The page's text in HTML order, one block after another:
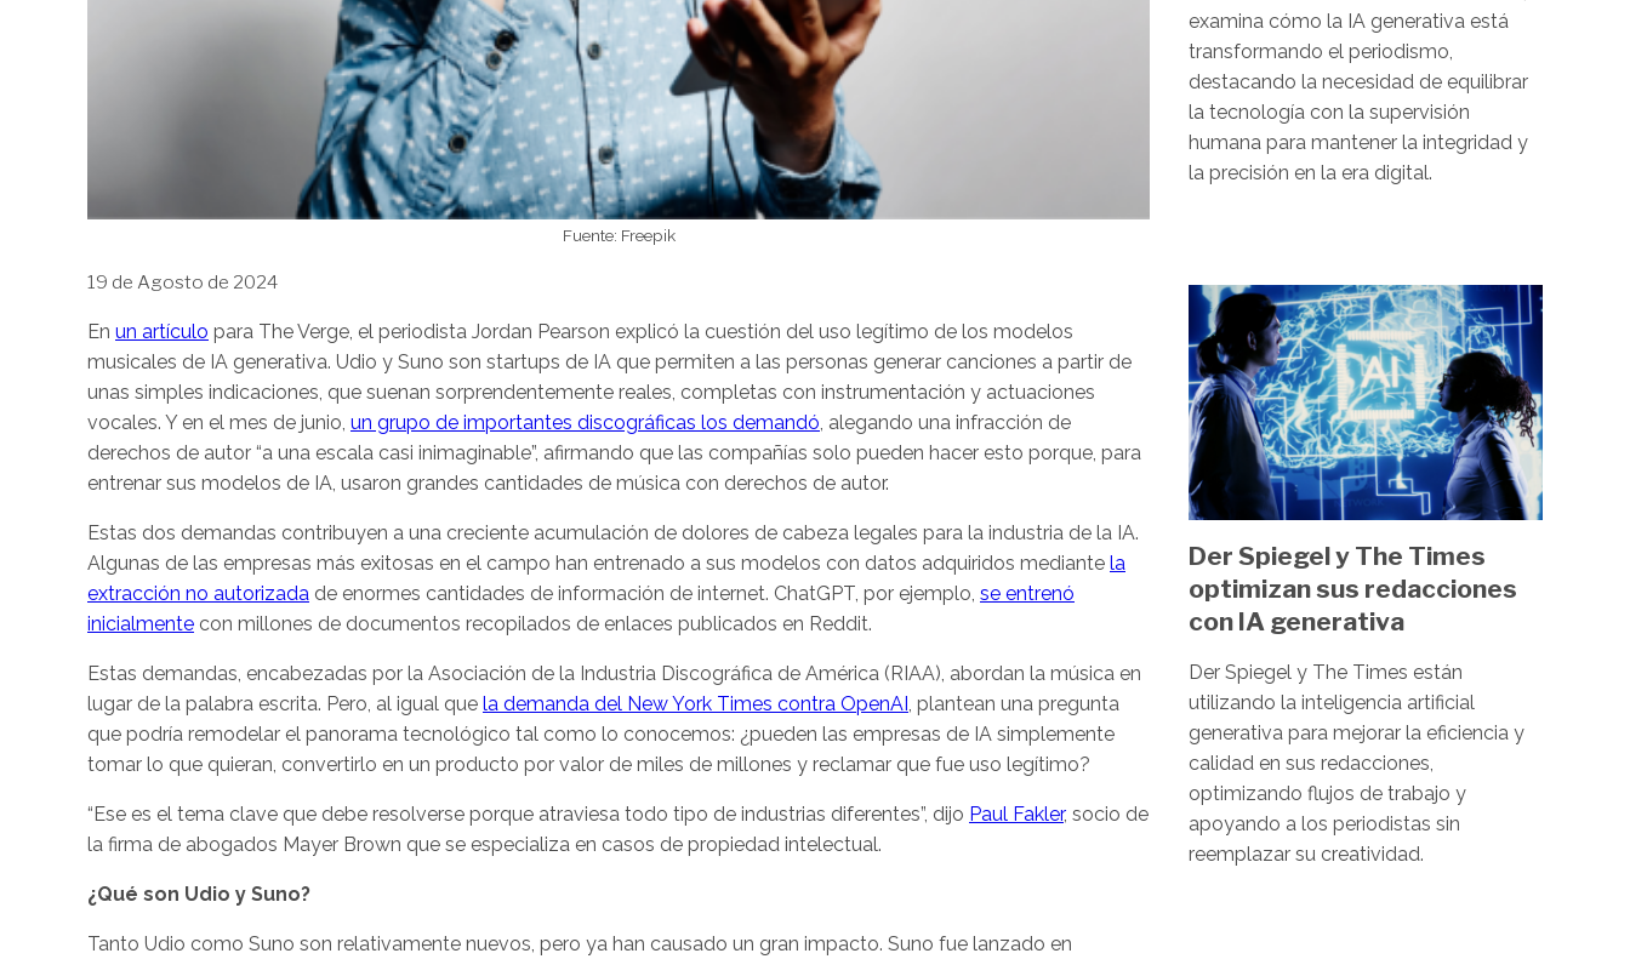
Fuente: Freepik
19 de Agosto de 2024
En un artículo para The Verge, el periodista Jordan Pearson explicó la cuestión del uso legítimo de los modelos
musicales de IA generativa. Udio y Suno son startups de IA que permiten a las personas generar canciones a partir de
unas simples indicaciones, que suenan sorprendentemente reales, completas con instrumentación y actuaciones
vocales. Y en el mes de junio, un grupo de importantes discográficas los demandó, alegando una infracción de
derechos de autor “a una escala casi inimaginable”, afirmando que las compañías solo pueden hacer esto porque, para
entrenar sus modelos de IA, usaron grandes cantidades de música con derechos de autor.
Estas dos demandas contribuyen a una creciente acumulación de dolores de cabeza legales para la industria de la IA.
Algunas de las empresas más exitosas en el campo han entrenado a sus modelos con datos adquiridos mediante la
extracción no autorizada de enormes cantidades de información de internet. ChatGPT, por ejemplo, se entrenó
inicialmente con millones de documentos recopilados de enlaces publicados en Reddit.
Estas demandas, encabezadas por la Asociación de la Industria Discográfica de América (RIAA), abordan la música en
lugar de la palabra escrita. Pero, al igual que la demanda del New York Times contra OpenAI, plantean una pregunta
que podría remodelar el panorama tecnológico tal como lo conocemos: ¿pueden las empresas de IA simplemente
tomar lo que quieran, convertirlo en un producto por valor de miles de millones y reclamar que fue uso legítimo?
“Ese es el tema clave que debe resolverse porque atraviesa todo tipo de industrias diferentes”, dijo Paul Fakler, socio de
la firma de abogados Mayer Brown que se especializa en casos de propiedad intelectual.
¿Qué son Udio y Suno?
Tanto Udio como Suno son relativamente nuevos, pero ya han causado un gran impacto. Suno fue lanzado en
examina cómo la IA generativa está
transformando el periodismo,
destacando la necesidad de equilibrar
la tecnología con la supervisión
humana para mantener la integridad y
la precisión en la era digital.
Image
Der Spiegel y The Times
optimizan sus redacciones
con IA generativa
Der Spiegel y The Times están
utilizando la inteligencia artificial
generativa para mejorar la eficiencia y
calidad en sus redacciones,
optimizando flujos de trabajo y
apoyando a los periodistas sin
reemplazar su creatividad.